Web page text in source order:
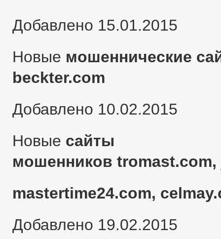
Добавлено 15.01.2015
Новые мошеннические
beckter.com
Добавлено 10.02.2015
Новые сайты
мошенников
mastertime24.com,
Добавлено 19.02.2015